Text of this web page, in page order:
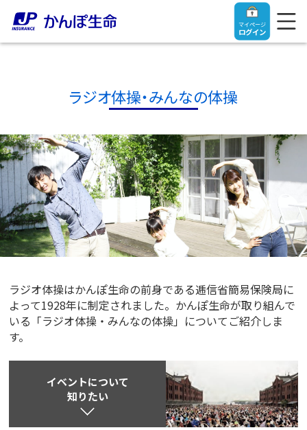
マイページ
ログイン
ご契約者さま
ご契約者さま
マイページログイン
入院保険金・手術保険金のご請求
お手続き一覧
きっかけ・できごとから探す
保険をご検討中のお客さま
保険をご検討中のお客さま
定期保険
学資保険
長寿支援保険
法人のお客さま
【まずはご相談ください】企業経営でお悩みの方はこ
ちら
お役立ち情報
かんぽ生命の団体取扱い
お役立ち情報
かんぽ生命について
ラジオ体操・みんなの体操
ラジオ体操はかんぽ生命の前身である逓信省簡易保険局に
よって1928年に制定されました。かんぽ生命が取り組んで
いる「ラジオ体操・みんなの体操」についてご紹介しま
す。
イベントについて
知りたい